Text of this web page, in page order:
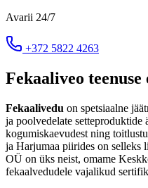
Avarii 24/7
+372 5822 4263
Fekaaliveo
Fekaalivedu on spetsiaalne
ja poolvedelate setteproduktide
kogumiskaevudest ning
ja Harjumaa piirides on
OÜ on üks neist, omame
fekaalvedudele vajalikud